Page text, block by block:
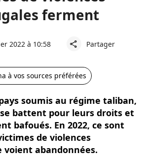
ferment
2022 à 10:58 share Partager
à vos sources préférées
soumis au régime taliban,
battent pour leurs droits et
bafoués. En 2022, ce sont
de violences
voient abandonnées.